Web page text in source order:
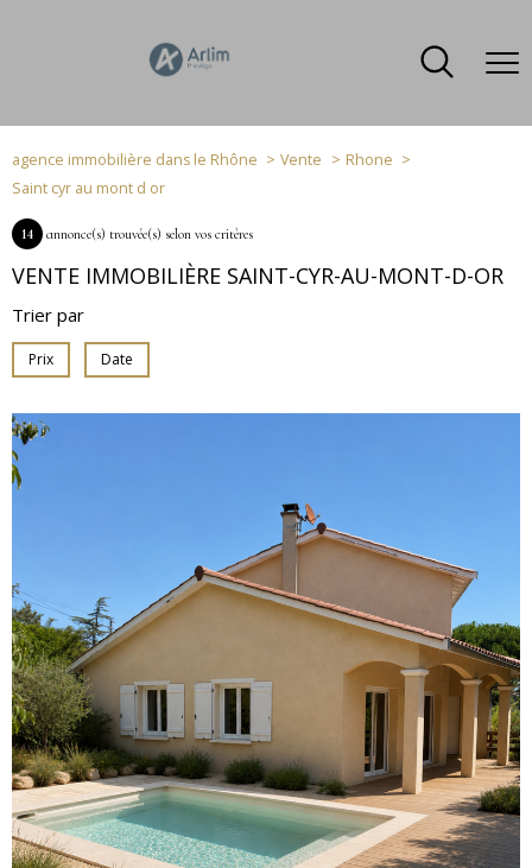
agence immobilière dans le Rhône Vente
Rhone
Saint cyr au mont d or
14 annonce(s) trouvée(s) selon vos critères
VENTE IMMOBILIÈRE SAINT-CYR-AU-MONT-D-OR
Trier par
Prix Date